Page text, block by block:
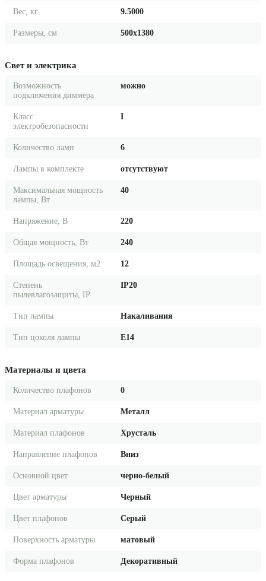
Вес, кг 9.5000
Размеры, см 500x1380
Свет и электрика
Возможность
подключения диммера
можно
Класс
электробезопасности
I
Количество ламп 6
Лампы в комплекте отсутствуют
Максимальная мощность
лампы, Вт
40
Напряжение, В 220
Общая мощность, Вт 240
Площадь освещения, м2 12
Степень
пылевлагозащиты, IP
IP20
Тип лампы Накаливания
Тип цоколя лампы E14
Материалы и цвета
Количество плафонов 0
Материал арматуры Металл
Материал плафонов Хрусталь
Направление плафонов Вниз
Основной цвет черно-белый
Цвет арматуры Черный
Цвет плафонов Серый
Поверхность арматуры матовый
Форма плафонов Декоративный